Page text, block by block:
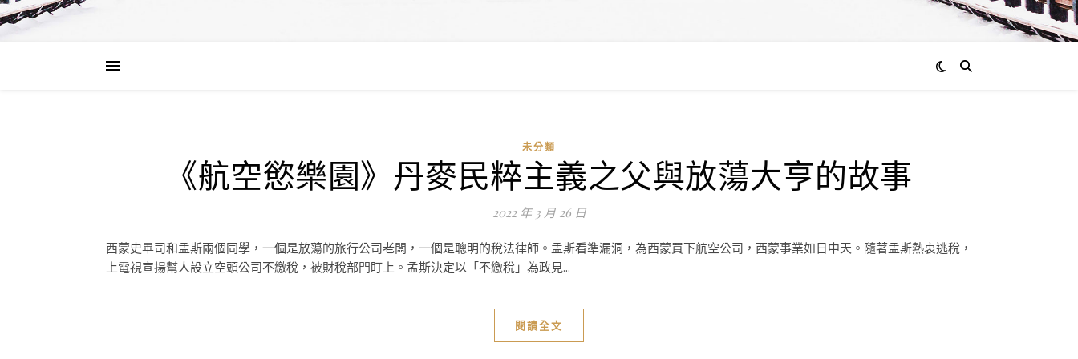
未分類
《航空慾樂園》丹麥民粹主義之父與放蕩大亨的故事
2022 年 3 月 26 日
西蒙史畢司和孟斯兩個同學，一個是放蕩的旅行公司老闆，一個是聰明的稅法律師。孟斯看準漏洞，為西蒙買下航空公司，西蒙事業如日中天。隨著孟斯熱衷逃稅，
上電視宣揚幫人設立空頭公司不繳稅，被財稅部門盯上。孟斯決定以「不繳稅」為政見...
閱讀全文